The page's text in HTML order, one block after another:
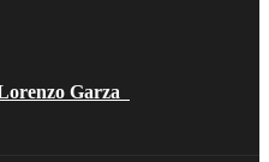
Garza